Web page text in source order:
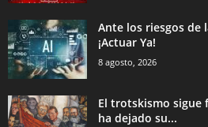
Ante los riesgos de
¡Actuar Ya!
8 agosto, 2026
El trotskismo sigue
ha dejado su...